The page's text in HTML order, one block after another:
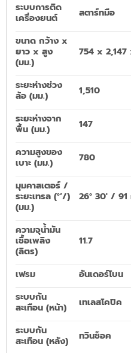
ระบบการติด
เครื่องยนต์
สตาร์ทมือ
ขนาด กว้าง x
ยาว x สูง
(มม.)
754 x 2,147
ระยะห่างช่วง
ล้อ (มม.)
1,510
ระยะห่างจาก
พื้น (มม.)
147
ความสูงของ
เบาะ (มม.)
780
มุมคาสเตอร์ /
ระยะเทรล (°’/)
(มม.)
26° 30′ /
ความจุน้ำมัน
เชื้อเพลิง
(ลิตร)
11.7
เฟรม
อันเดอร์โบน
ระบบกัน
สะเทือน (หน้า)
เทเลสโคปิค
ระบบกัน
สะเทือน (หลัง)
ทวินช็อค